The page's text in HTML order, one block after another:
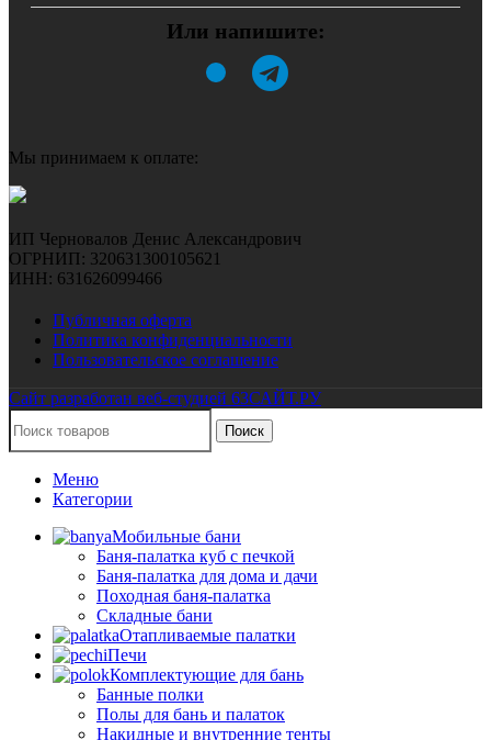
Или напишите:
Мы принимаем к оплате:
ИП Черновалов Денис Александрович
ОГРНИП: 320631300105621
ИНН: 631626099466
Публичная оферта
Политика конфиденциальности
Пользовательское соглашение
Сайт разработан веб-студией 63САЙТ.РУ
Поиск
Меню
Категории
Мобильные бани
Баня-палатка куб с печкой
Баня-палатка для дома и дачи
Походная баня-палатка
Складные бани
Отапливаемые палатки
Печи
Комплектующие для бань
Банные полки
Полы для бань и палаток
Накидные и внутренние тенты